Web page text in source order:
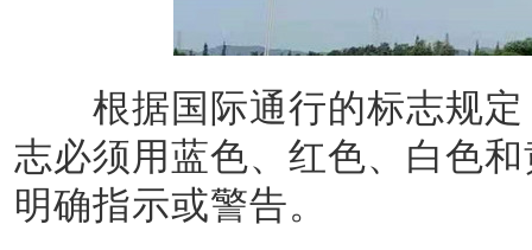
根据国际通行的标志规定
志必须用蓝色、红色、白色
明确指示或警告。